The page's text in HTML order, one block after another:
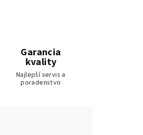
Garancia
kvality
Najlepší servis a
poradenstvo